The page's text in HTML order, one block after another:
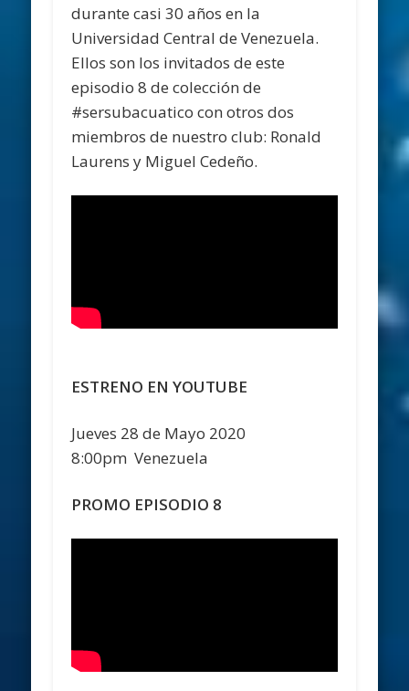
durante casi 30 años en la
Universidad Central de Venezuela.
Ellos son los invitados de este
episodio 8 de colección de
#sersubacuatico con otros dos
miembros de nuestro club: Ronald
Laurens y Miguel Cedeño.
ESTRENO EN YOUTUBE
Jueves 28 de Mayo 2020
8:00pm Venezuela
PROMO EPISODIO 8